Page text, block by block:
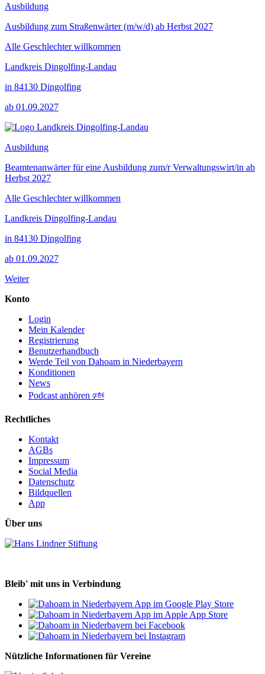
Ausbildung
Ausbildung zum Straßenwärter (m/w/d) ab Herbst 2027
Alle Geschlechter willkommen
Landkreis Dingolfing-Landau
in 84130 Dingolfing
ab 01.09.2027
Ausbildung
Beamtenanwärter für eine Ausbildung zum/r Verwaltungswirt/in ab
Herbst 2027
Alle Geschlechter willkommen
Landkreis Dingolfing-Landau
in 84130 Dingolfing
ab 01.09.2027
Weiter
Konto
Login
Mein Kalender
Registrierung
Benutzerhandbuch
Werde Teil von Dahoam in Niederbayern
Konditionen
News
Podcast anhören 🕬
Rechtliches
Kontakt
AGBs
Impressum
Social Media
Datenschutz
Bildquellen
App
Über uns
Bleib' mit uns in Verbindung
Nützliche Informationen für Vereine